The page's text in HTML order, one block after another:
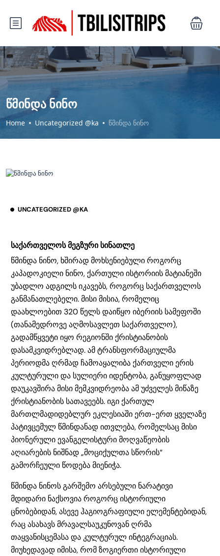
წმინდა ნინო
Home Uncategorized @ka წმინდა ნინო
UNCATEGORIZED @KA
საქართველოს მეგზური სინათლე
წმინდა ნინო, ხშირად მოხსენიებული როგორც
კაპადოკიელი ნინო, ქართული ისტორიის მატიანეში
უბადლო ადგილს იკავებს, როგორც საქართველოს
განმანათლებელი. მისი მისია, რომელიც
დაახლოებით 320 წელს დაიწყო იბერიის სამეფოში
(თანამედროვე აღმოსავლეთ საქართველო),
გადამწყვეტი იყო რეგიონში ქრისტიანობის
დასამკვიდრებლად. ამ ტრანსფორმაციულმა
პერიოდმა ღრმად ჩამოაყალიბა ქართველი ერის
კულტურული და სულიერი იდენტობა, განუყოფლად
დაუკავშირა მისი მემკვიდრეობა ამ უძველეს მიწაზე
ქრისტიანობის სათავეებს. იგი ქართულ
მართლმადიდებლურ ეკლესიაში ერთ-ერთ ყველაზე
პატივცემულ წმინდანად ითვლება, რომელსაც მისი
პიონერული ევანგელისტური მოღვაწეობის
აღიარების ნიშნად „მოციქულთა სწორის“
გამორჩეული წოდება მიენიჭა.
წმინდა ნინოს გარშემო არსებული ნარატივი
მდიდარი ნაქსოვია როგორც ისტორიული
ცნობებიდან, ასევე ჰაგიოგრაფიული ელემენტებიდან,
რაც ასახავს მრავალსაუკუნოვან ღრმა
თაყვანისცემასა და კულტურულ ინტეგრაციას.
მიუხედავად იმისა, რომ ზოგიერთი ისტორიული